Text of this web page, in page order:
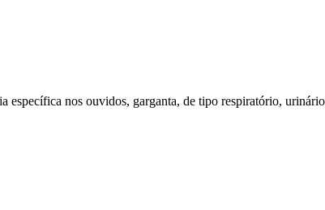
específica nos ouvidos, garganta, de tipo respiratório,